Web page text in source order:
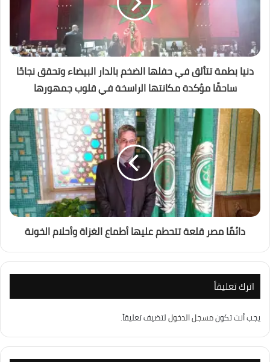
دنيا بطمة تتألق في حفلها الضخم بالدار البيضاء وتحقق نجاحًا
ساحقًا مؤكدة مكانتها الراسخة في قلوب جمهورها
دائمًا مصر قلعة تتحطم عليها أطماع الغزاة وأحلام الخونة
اترك تعليقاً
يجب أنت تكونمسجل الدخوللتضيف تعليقاً.